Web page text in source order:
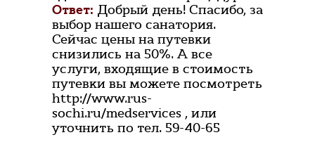
Ответ: Добрый день! Спасибо, за
выбор нашего санатория.
Сейчас цены на путевки
снизились на 50%. А все
услуги, входящие в стоимость
путевки вы можете посмотреть
http://www.rus-
sochi.ru/medservices , или
уточнить по тел. 59-40-65